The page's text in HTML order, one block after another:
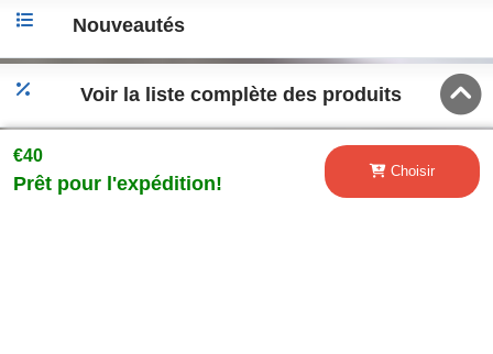
€40
Prêt pour l'expédition!
Choisir
Nouveautés
Voir la liste complète des produits
Accéder a la version desktop